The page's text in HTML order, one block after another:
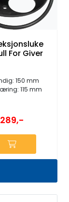
For Giver
150 mm
115 mm
289,-